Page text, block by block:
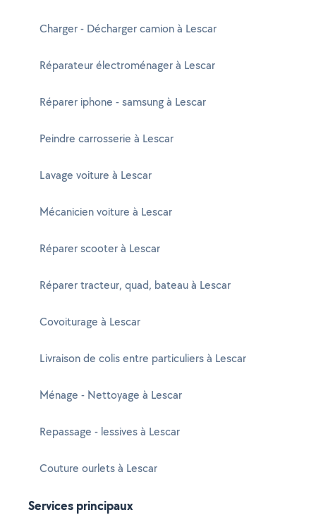
Charger - Décharger camion à Lescar
Réparateur électroménager à Lescar
Réparer iphone - samsung à Lescar
Peindre carrosserie à Lescar
Lavage voiture à Lescar
Mécanicien voiture à Lescar
Réparer scooter à Lescar
Réparer tracteur, quad, bateau à Lescar
Covoiturage à Lescar
Livraison de colis entre particuliers à Lescar
Ménage - Nettoyage à Lescar
Repassage - lessives à Lescar
Couture ourlets à Lescar
Services principaux